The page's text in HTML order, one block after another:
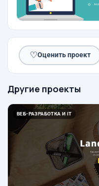
♡Оценить проект
Другие проекты
ВЕБ-РАЗРАБОТКА И IT